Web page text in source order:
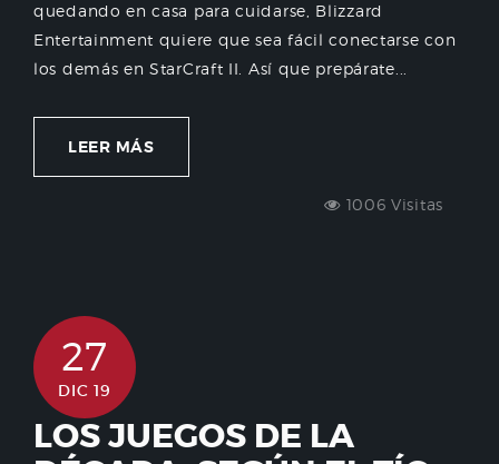
quedando en casa para cuidarse, Blizzard
Entertainment quiere que sea fácil conectarse con
los demás en StarCraft II. Así que prepárate...
LEER MÁS
1006 Visitas
27
DIC 19
LOS JUEGOS DE LA